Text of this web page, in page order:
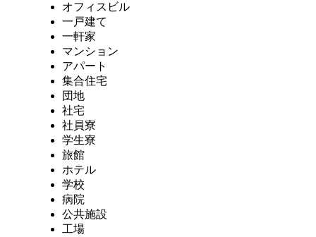
オフィスビル
一戸建て
一軒家
マンション
アパート
集合住宅
団地
社宅
社員寮
学生寮
旅館
ホテル
学校
病院
公共施設
工場